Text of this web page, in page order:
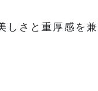
さと重厚感を